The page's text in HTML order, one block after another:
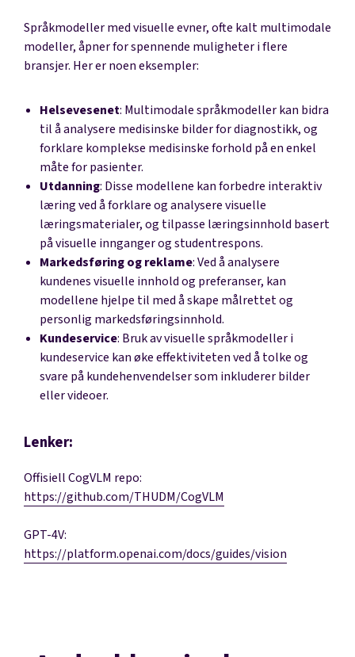
Språkmodeller med visuelle evner, ofte kalt multimodale
modeller, åpner for spennende muligheter i flere
bransjer. Her er noen eksempler:
Helsevesenet: Multimodale språkmodeller kan bidra
til å analysere medisinske bilder for diagnostikk, og
forklare komplekse medisinske forhold på en enkel
måte for pasienter.
Utdanning: Disse modellene kan forbedre interaktiv
læring ved å forklare og analysere visuelle
læringsmaterialer, og tilpasse læringsinnhold basert
på visuelle innganger og studentrespons.
Markedsføring og reklame: Ved å analysere
kundenes visuelle innhold og preferanser, kan
modellene hjelpe til med å skape målrettet og
personlig markedsføringsinnhold.
Kundeservice: Bruk av visuelle språkmodeller i
kundeservice kan øke effektiviteten ved å tolke og
svare på kundehenvendelser som inkluderer bilder
eller videoer.
Lenker:
Offisiell CogVLM repo:
https://github.com/THUDM/CogVLM
GPT-4V:
https://platform.openai.com/docs/guides/vision